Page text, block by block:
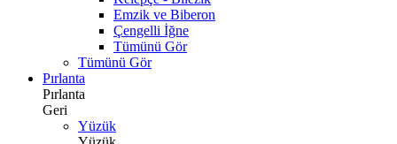
Emzik ve Biberon
Çengelli İğne
Tümünü Gör
Tümünü Gör
Pırlanta
Pırlanta
Geri
Yüzük